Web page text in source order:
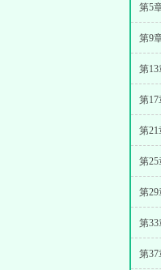
第5
第9
第
第
第
第25
第
第33
第